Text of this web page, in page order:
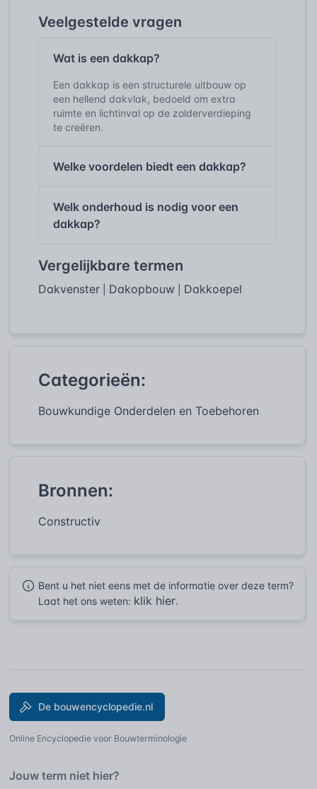
Veelgestelde vragen
Wat is een dakkap?
Een dakkap is een structurele uitbouw op
een hellend dakvlak, bedoeld om extra
ruimte en lichtinval op de zolderverdieping
te creëren.
Welke voordelen biedt een dakkap?
Welk onderhoud is nodig voor een
dakkap?
Vergelijkbare termen
Dakvenster Dakopbouw Dakkoepel
Categorieën:
Bouwkundige Onderdelen en Toebehoren
Bronnen:
Constructiv
Bent u het niet eens met de informatie over deze term?
Laat het ons weten: klik hier.
De bouwencyclopedie.nl
Online Encyclopedie voor Bouwterminologie
Jouw term niet hier?